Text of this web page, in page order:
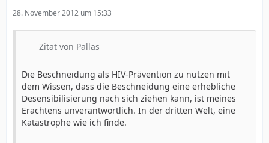
28. November 2012 um 15:33
Zitat von Pallas
Die Beschneidung als HIV-Prävention zu nutzen mit
dem Wissen, dass die Beschneidung eine erhebliche
Desensibilisierung nach sich ziehen kann, ist meines
Erachtens unverantwortlich. In der dritten Welt, eine
Katastrophe wie ich finde.